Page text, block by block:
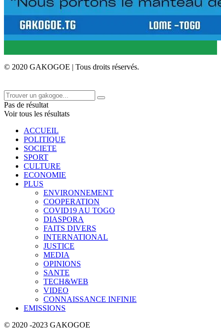
© 2020 GAKOGOE | Tous droits réservés.
Pas de résultat
Voir tous les résultats
ACCUEIL
POLITIQUE
SOCIETE
SPORT
CULTURE
ECONOMIE
PLUS
ENVIRONNEMENT
COOPERATION
COVID19 AU TOGO
DIASPORA
FAITS DIVERS
INTERNATIONAL
JUSTICE
MEDIA
OPINIONS
SANTE
TECH&WEB
VIDEO
CONNAISSANCE INFINIE
EMISSIONS
© 2020 -2023 GAKOGOE